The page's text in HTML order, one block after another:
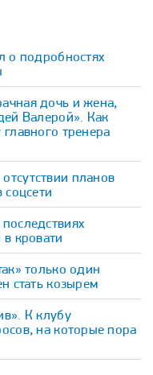
о подробностях
дочь и жена,
Валерой». Как
тренера
планов
соцсети
кровати
только один
стать козырем
К клубу
на которые пора